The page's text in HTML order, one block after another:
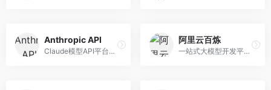
Anthropic API
Claude模型API平台，专注于安全可靠的AI服务。面向开发者，提供Claude系列模型API、安全特性、企业级服务等，API质量高。
阿里云百炼
一站式大模型开发平台，深度整合阿里云服务。面向企业开发者和AI团队，提供模型训练、微调、部署、应用开发等全流程服务，企业级功能完善。